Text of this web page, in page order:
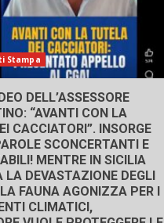
Stampa
DELL’ASSESSORE
“AVANTI CON LA
CACCIATORI”. INSORGE
SCONCERTANTI E
MENTRE IN SICILIA
LA DEVASTAZIONE DEGLI
FAUNA AGONIZZA PER I
CLIMATICI,